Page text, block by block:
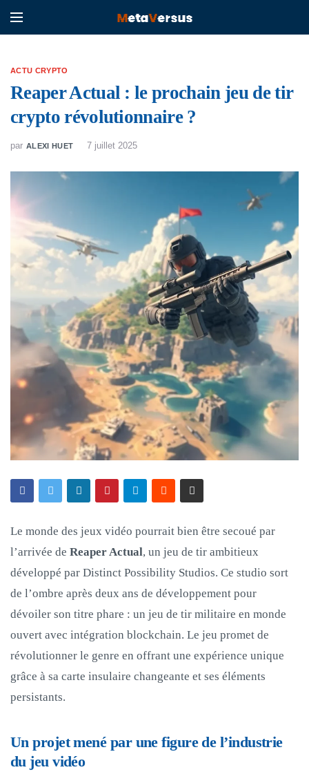
ACTU CRYPTO
Reaper Actual : le prochain jeu de tir
crypto révolutionnaire ?
par ALEXI HUET 7 juillet 2025
Le monde des jeux vidéo pourrait bien être secoué par
l’arrivée de Reaper Actual, un jeu de tir ambitieux
développé par Distinct Possibility Studios. Ce studio sort
de l’ombre après deux ans de développement pour
dévoiler son titre phare : un jeu de tir militaire en monde
ouvert avec intégration blockchain. Le jeu promet de
révolutionner le genre en offrant une expérience unique
grâce à sa carte insulaire changeante et ses éléments
persistants.
Un projet mené par une figure de l’industrie
du jeu vidéo